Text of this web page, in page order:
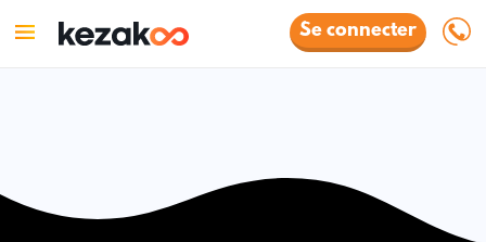
Se connecter